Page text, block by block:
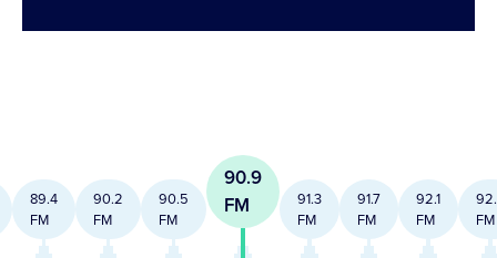
89.4
FM
90.2
FM
90.5
FM
90.9
FM
91.3
FM
91.7
FM
92.1
FM
FM